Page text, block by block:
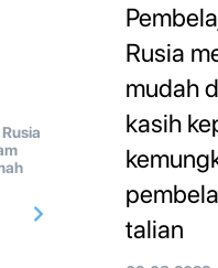
Rusia
mudah
kasih
talian